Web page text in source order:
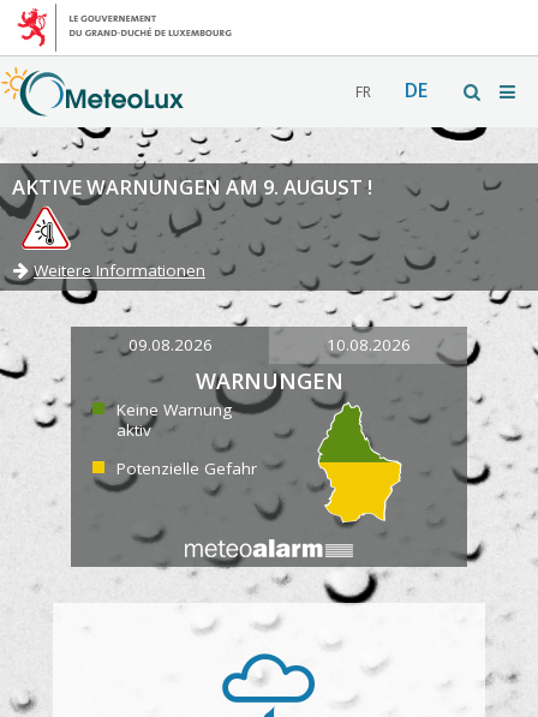
FR DE
AKTIVE WARNUNGEN AM 9. AUGUST !
Weitere Informationen
09.08.2026 10.08.2026
WARNUNGEN
Keine Warnung
aktiv
Potenzielle Gefahr